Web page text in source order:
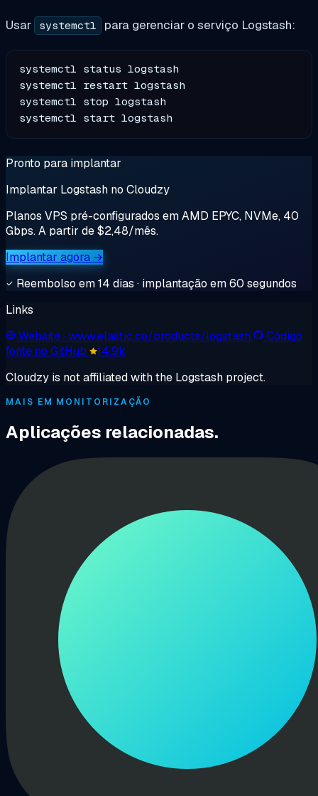
Usar systemctl para gerenciar o serviço Logstash:
systemctl status logstash
systemctl restart logstash
systemctl stop logstash
Pronto para implantar
Implantar Logstash no Cloudzy
Planos VPS pré-configurados em AMD EPYC, NVMe, 40
Gbps. A partir de $2,48/mês.
Implantar agora →
Reembolso em 14 dias · implantação em 60 segundos
Links
Website· www.elastic.co/products/logstash
Código
fonte no GitHub
14.9k
Cloudzy is not affiliated with the Logstash project.
MAIS EM MONITORIZAÇÃO
Aplicações relacionadas.